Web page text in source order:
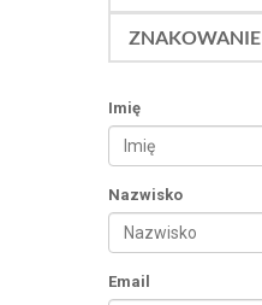
ZNAKOWANIE
Imię
Nazwisko
Email